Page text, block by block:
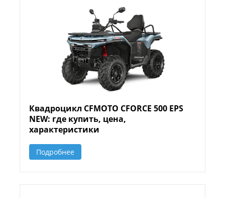
Квадроцикл CFMOTO CFORCE 500 EPS
NEW: где купить, цена,
характеристики
Подробнее